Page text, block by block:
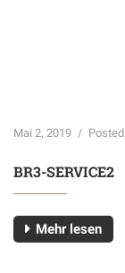
Mai 2, 2019 / Posted
BR3-SERVICE2
Mehr lesen